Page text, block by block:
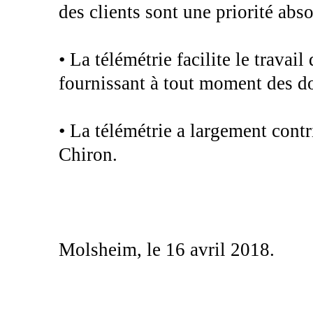
des clients sont une priorité
• La télémétrie facilite le travail
fournissant à tout moment des
• La télémétrie a largement
Chiron.
Molsheim, le 16 avril 2018.